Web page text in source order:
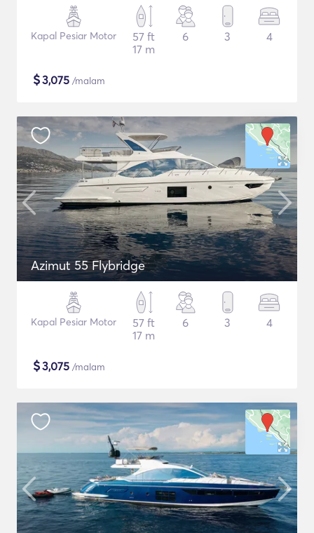
Kapal Pesiar Motor
57 ft
17 m
6 3 4
$3,075 /malam
Azimut 55 Flybridge
Kapal Pesiar Motor
57 ft
17 m
6 3 4
$3,075 /malam